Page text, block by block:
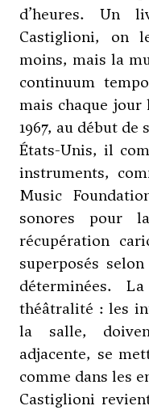
d’heures. Un
Castiglioni, on
moins, mais la
continuum
mais chaque jour
1967, au début de
États-Unis, il
instruments,
Music
sonores pour
récupération
superposés
déterminées.
théâtralité : les
la salle,
adjacente, se
comme dans les
Castiglioni